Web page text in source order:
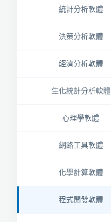
統計分析軟體
決策分析軟體
經濟分析軟體
生化統計分析軟體
心理學軟體
網路工具軟體
化學計算軟體
程式開發軟體